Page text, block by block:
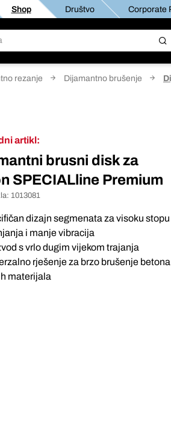
Shop Društvo Corporate
rezanje Dijamantno brušenje
artikl:
brusni disk za
SPECIALline Premium
1013081
dizajn segmenata za visoku stopu
i manje vibracija
s vrlo dugim vijekom trajanja
rješenje za brzo brušenje betona
materijala